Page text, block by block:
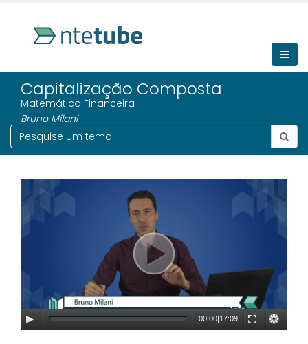
Capitalização Composta
Matemática Financeira
Bruno Milani
00:00|17:09